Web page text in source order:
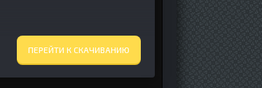
ПЕРЕЙТИ К СКАЧИВАНИЮ